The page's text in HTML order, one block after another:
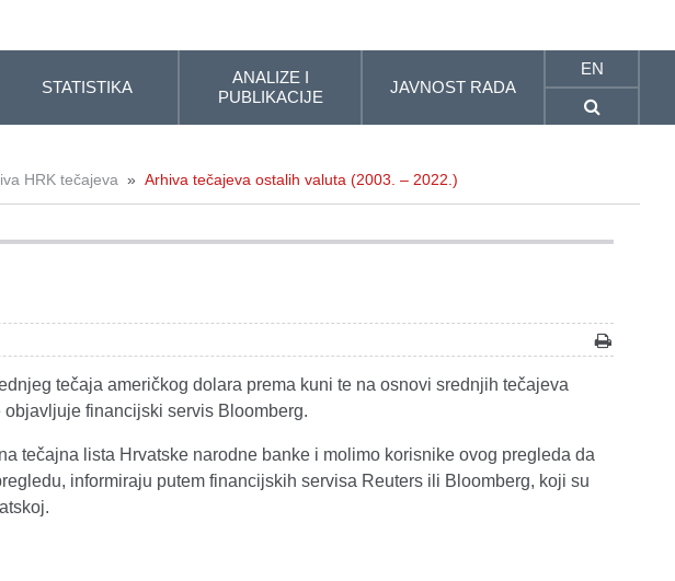
STATISTIKA
ANALIZE I
PUBLIKACIJE
JAVNOST RADA
EN
HRK tečajeva » Arhiva tečajeva ostalih valuta (2003. – 2022.)
tečaja američkog dolara prema kuni te na osnovi srednjih tečajeva
financijski servis Bloomberg.
tečajna lista Hrvatske narodne banke i molimo korisnike ovog pregleda da
informiraju putem financijskih servisa Reuters ili Bloomberg, koji su